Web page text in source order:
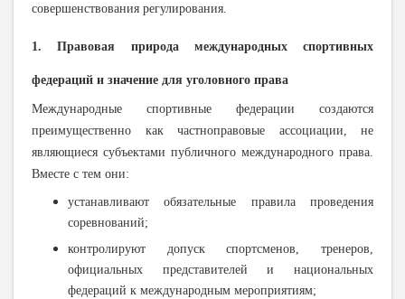
совершенствования регулирования.
1. Правовая природа международных спортивных
федераций и значение для уголовного права
Международные спортивные федерации создаются
преимущественно как частноправовые ассоциации, не
являющиеся субъектами публичного международного права.
Вместе с тем они:
устанавливают обязательные правила проведения
соревнований;
контролируют допуск спортсменов, тренеров,
официальных представителей и национальных
федераций к международным мероприятиям;